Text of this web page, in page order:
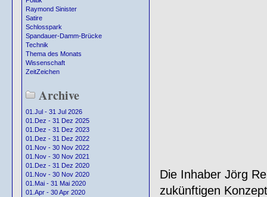
Raymond Sinister
Satire
Schlosspark
Spandauer-Damm-Brücke
Technik
Thema des Monats
Wissenschaft
ZeitZeichen
Archive
01.Jul - 31 Jul 2026
01.Dez - 31 Dez 2025
01.Dez - 31 Dez 2023
01.Dez - 31 Dez 2022
01.Nov - 30 Nov 2022
01.Nov - 30 Nov 2021
01.Dez - 31 Dez 2020
01.Nov - 30 Nov 2020
01.Mai - 31 Mai 2020
01.Apr - 30 Apr 2020
Die Inhaber Jörg
zukünftigen